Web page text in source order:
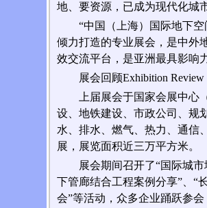
地、要资源，已成为现代化城
“中国（上海）国际地下
倾力打造的专业展会，是中外
效交流平台，是亚洲最具影响
展会回顾Exhibition Review
上届展会于国家会展中
设、地铁建设、市政公司、规
水、排水、燃气、热力、通信
展，展览面积近三万平方米。
展会期间召开了“国际城
下管廊结合工程案例分享”、“
会”等活动，众多企业踊跃参